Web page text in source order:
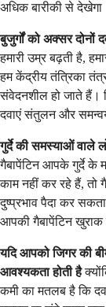
अधिक बारीकी से
बुजुर्गों को अक्सर
हमारी उम्र बढ़ती है,
हम केंद्रीय तंत्रिका
संवेदनशील हो जाते हैं।
दवाएं संतुलन और
गुर्दे की समस्याओं वाले
गैबापेंटिन आपके गुर्दे के
काम नहीं कर रहे हैं,
दुष्प्रभाव पैदा कर
आपकी गैबापेंटिन खुराक
यदि आपको जिगर की
आवश्यकता होती है
कमी का मतलब है कि